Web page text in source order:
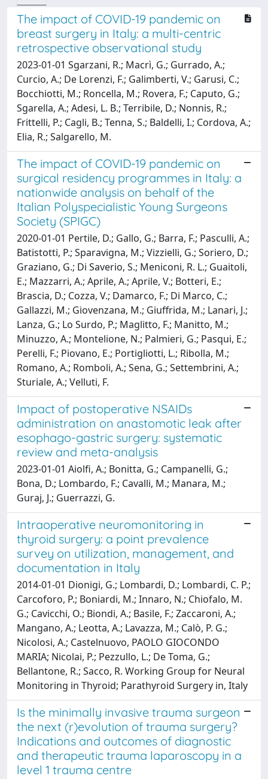
The impact of COVID-19 pandemic on
breast surgery in Italy: a multi-centric
retrospective observational study
2023-01-01 Sgarzani, R.; Macrì, G.; Gurrado, A.;
Curcio, A.; De Lorenzi, F.; Galimberti, V.; Garusi, C.;
Bocchiotti, M.; Roncella, M.; Rovera, F.; Caputo, G.;
Sgarella, A.; Adesi, L. B.; Terribile, D.; Nonnis, R.;
Frittelli, P.; Cagli, B.; Tenna, S.; Baldelli, I.; Cordova, A.;
Elia, R.; Salgarello, M.
The impact of COVID-19 pandemic on
surgical residency programmes in Italy: a
nationwide analysis on behalf of the
Italian Polyspecialistic Young Surgeons
Society (SPIGC)
2020-01-01 Pertile, D.; Gallo, G.; Barra, F.; Pasculli, A.;
Batistotti, P.; Sparavigna, M.; Vizzielli, G.; Soriero, D.;
Graziano, G.; Di Saverio, S.; Meniconi, R. L.; Guaitoli,
E.; Mazzarri, A.; Aprile, A.; Aprile, V.; Botteri, E.;
Brascia, D.; Cozza, V.; Damarco, F.; Di Marco, C.;
Gallazzi, M.; Giovenzana, M.; Giuffrida, M.; Lanari, J.;
Lanza, G.; Lo Surdo, P.; Maglitto, F.; Manitto, M.;
Minuzzo, A.; Montelione, N.; Palmieri, G.; Pasqui, E.;
Perelli, F.; Piovano, E.; Portigliotti, L.; Ribolla, M.;
Romano, A.; Romboli, A.; Sena, G.; Settembrini, A.;
Sturiale, A.; Velluti, F.
Impact of postoperative NSAIDs
administration on anastomotic leak after
esophago-gastric surgery: systematic
review and meta-analysis
2023-01-01 Aiolfi, A.; Bonitta, G.; Campanelli, G.;
Bona, D.; Lombardo, F.; Cavalli, M.; Manara, M.;
Guraj, J.; Guerrazzi, G.
Intraoperative neuromonitoring in
thyroid surgery: a point prevalence
survey on utilization, management, and
documentation in Italy
2014-01-01 Dionigi, G.; Lombardi, D.; Lombardi, C. P.;
Carcoforo, P.; Boniardi, M.; Innaro, N.; Chiofalo, M.
G.; Cavicchi, O.; Biondi, A.; Basile, F.; Zaccaroni, A.;
Mangano, A.; Leotta, A.; Lavazza, M.; Calò, P. G.;
Nicolosi, A.; Castelnuovo, PAOLO GIOCONDO
MARIA; Nicolai, P.; Pezzullo, L.; De Toma, G.;
Bellantone, R.; Sacco, R. Working Group for Neural
Monitoring in Thyroid; Parathyroid Surgery in, Italy
Is the minimally invasive trauma surgeon
the next (r)evolution of trauma surgery?
Indications and outcomes of diagnostic
and therapeutic trauma laparoscopy in a
level 1 trauma centre